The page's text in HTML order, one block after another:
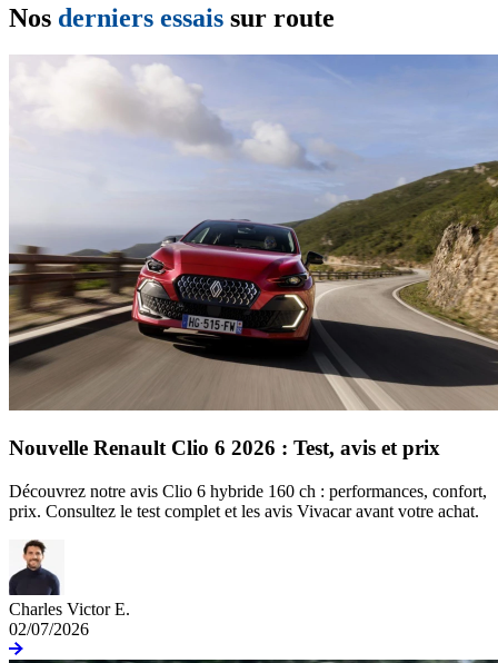
Nos derniers essais sur route
Nouvelle Renault Clio 6 2026 : Test, avis et prix
Découvrez notre avis Clio 6 hybride 160 ch : performances, confort,
prix. Consultez le test complet et les avis Vivacar avant votre achat.
Charles Victor E.
02/07/2026